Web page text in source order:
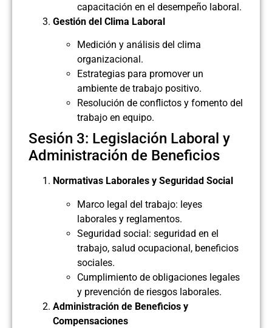
capacitación en el desempeño laboral.
Gestión del Clima Laboral
Medición y análisis del clima
organizacional.
Estrategias para promover un
ambiente de trabajo positivo.
Resolución de conflictos y fomento del
trabajo en equipo.
Sesión 3: Legislación Laboral y
Administración de Beneficios
Normativas Laborales y Seguridad Social
Marco legal del trabajo: leyes
laborales y reglamentos.
Seguridad social: seguridad en el
trabajo, salud ocupacional, beneficios
sociales.
Cumplimiento de obligaciones legales
y prevención de riesgos laborales.
Administración de Beneficios y
Compensaciones